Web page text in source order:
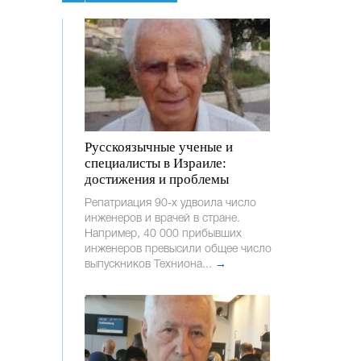
Русскоязычные ученые и
специалисты в Израиле:
достижения и проблемы
Репатриация 90-х удвоила число
инженеров и врачей в стране.
Например, 40 000 прибывших
инженеров превысили общее число
выпускников Техниона... →